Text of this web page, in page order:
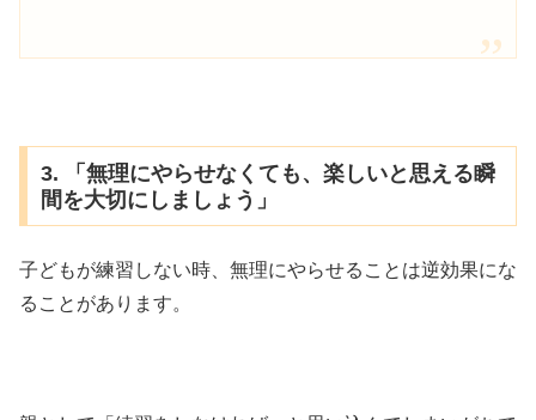
3. 「無理にやらせなくても、楽しいと思える瞬
間を大切にしましょう」
子どもが練習しない時、無理にやらせることは逆効果にな
ることがあります。